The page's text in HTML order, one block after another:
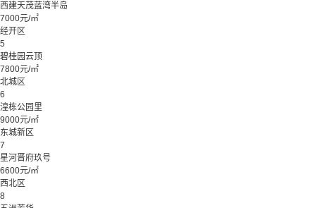
西建天茂蓝湾半岛
7000元/㎡
经开区
5
碧桂园云顶
7800元/㎡
北城区
6
湟栋公园里
9000元/㎡
东城新区
7
星河晋府玖号
6600元/㎡
西北区
8